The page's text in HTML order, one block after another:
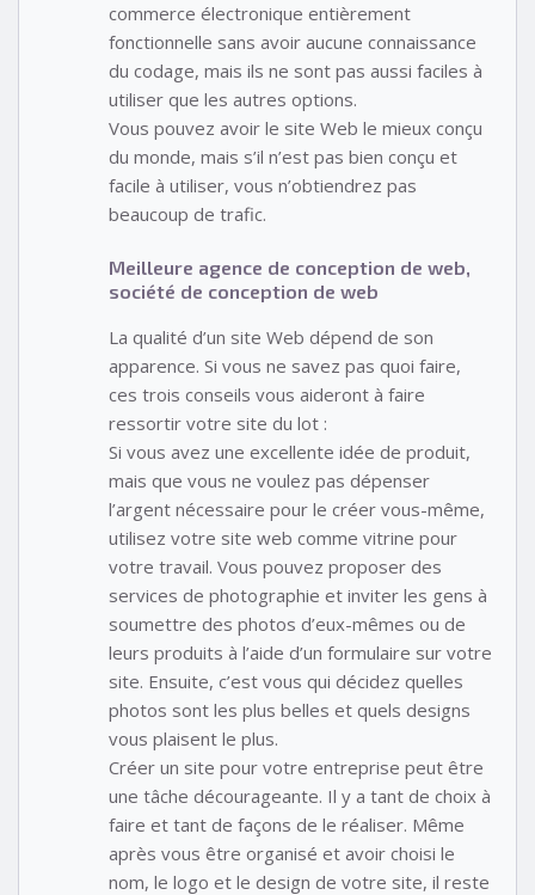
commerce électronique entièrement
fonctionnelle sans avoir aucune connaissance
du codage, mais ils ne sont pas aussi faciles à
utiliser que les autres options.
Vous pouvez avoir le site Web le mieux conçu
du monde, mais s’il n’est pas bien conçu et
facile à utiliser, vous n’obtiendrez pas
beaucoup de trafic.
Meilleure agence de conception de web,
société de conception de web
La qualité d’un site Web dépend de son
apparence. Si vous ne savez pas quoi faire,
ces trois conseils vous aideront à faire
ressortir votre site du lot :
Si vous avez une excellente idée de produit,
mais que vous ne voulez pas dépenser
l’argent nécessaire pour le créer vous-même,
utilisez votre site web comme vitrine pour
votre travail. Vous pouvez proposer des
services de photographie et inviter les gens à
soumettre des photos d’eux-mêmes ou de
leurs produits à l’aide d’un formulaire sur votre
site. Ensuite, c’est vous qui décidez quelles
photos sont les plus belles et quels designs
vous plaisent le plus.
Créer un site pour votre entreprise peut être
une tâche décourageante. Il y a tant de choix à
faire et tant de façons de le réaliser. Même
après vous être organisé et avoir choisi le
nom, le logo et le design de votre site, il reste